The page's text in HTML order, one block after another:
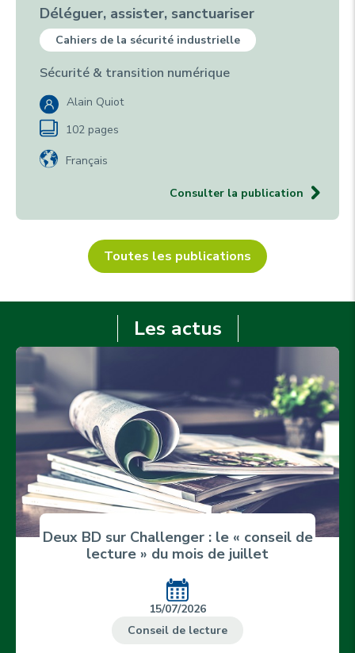
Déléguer, assister, sanctuariser
Cahiers de la sécurité industrielle
Sécurité & transition numérique
Alain Quiot
102 pages
Français
Consulter la publication
Toutes les publications
Les actus
Deux BD sur Challenger : le « conseil de
lecture » du mois de juillet
15/07/2026
Conseil de lecture